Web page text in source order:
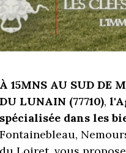
À 15MNS AU SUD DE
DU LUNAIN (77710),
spécialisée dans les
Fontainebleau,